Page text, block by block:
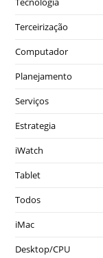
Terceirização
Computador
Planejamento
Serviços
Estrategia
iWatch
Tablet
Todos
iMac
Desktop/CPU